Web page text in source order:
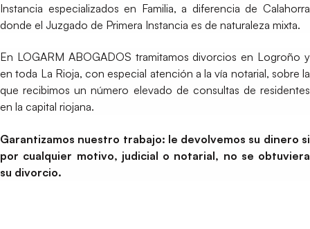
Instancia especializados en Familia, a diferencia de Calahorra
donde el Juzgado de Primera Instancia es de naturaleza mixta.
En LOGARM ABOGADOS tramitamos divorcios en Logroño y
en toda La Rioja, con especial atención a la vía notarial, sobre la
que recibimos un número elevado de consultas de residentes
en la capital riojana.
Garantizamos nuestro trabajo: le devolvemos su dinero si
por cualquier motivo, judicial o notarial, no se obtuviera
su divorcio.